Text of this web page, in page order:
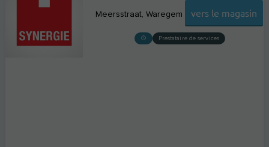
Meersstraat Waregem vers le magasin
Prestataire de services